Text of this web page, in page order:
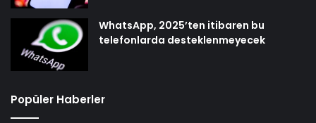
WhatsApp, 2025’ten itibaren bu
telefonlarda desteklenmeyecek
Popüler Haberler